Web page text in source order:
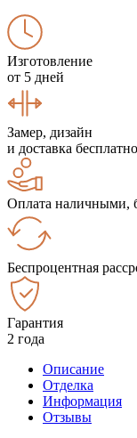
Изготовление
от 5 дней
Замер, дизайн
и доставка бесплатно
Оплата наличными,
Беспроцентная
Гарантия
2 года
Описание
Отделка
Информация
Отзывы